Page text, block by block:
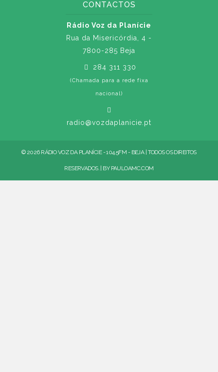
CONTACTOS
Rádio Voz da Planície
Rua da Misericórdia, 4 -
7800-285 Beja
284 311 330
(Chamada para a rede fixa
nacional)
radio@vozdaplanicie.pt
© 2026 RÁDIO VOZ DA PLANÍCIE - 104.5FM - BEJA | TODOS OS DIREITOS
RESERVADOS. | BY PAULOAMC.COM